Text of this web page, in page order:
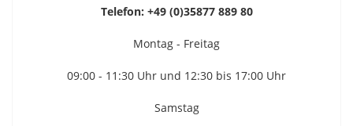
Telefon: +49 (0)35877 889 80
Montag - Freitag
09:00 - 11:30 Uhr und 12:30 bis 17:00 Uhr
Samstag